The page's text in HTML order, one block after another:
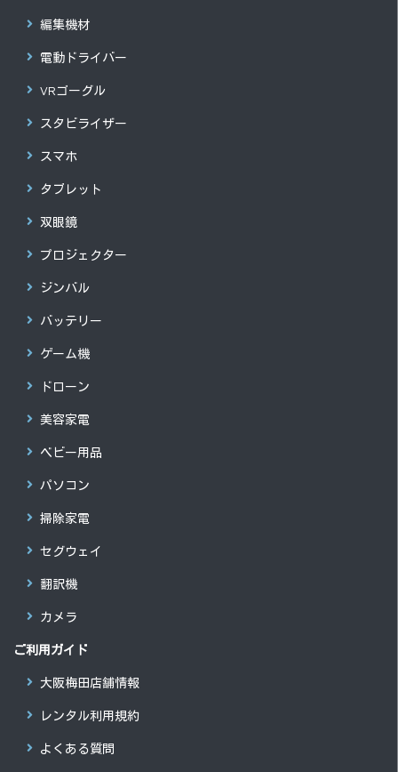
編集機材
電動ドライバー
VRゴーグル
スタビライザー
スマホ
タブレット
双眼鏡
プロジェクター
ジンバル
バッテリー
ゲーム機
ドローン
美容家電
ベビー用品
パソコン
掃除家電
セグウェイ
翻訳機
カメラ
ご利用ガイド
大阪梅田店舗情報
レンタル利用規約
よくある質問